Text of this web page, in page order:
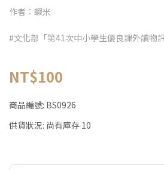
作者：蝦米
#文化部「第41次中小學生優良課外讀物
NT$100
商品編號: BS0926
供貨狀況: 尚有庫存 10